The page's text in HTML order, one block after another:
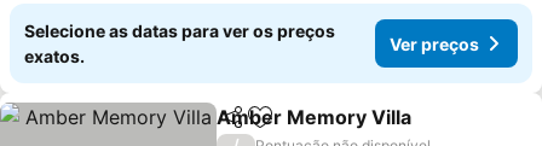
Selecione as datas para ver os preços
exatos.
Ver preços
PartilharAdicionar aos favoritos
Amber Memory Villa